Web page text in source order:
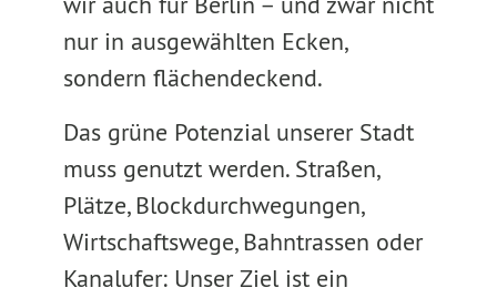
nur in ausgewählten Ecken,
sondern flächendeckend.
Das grüne Potenzial unserer Stadt
muss genutzt werden. Straßen,
Plätze, Blockdurchwegungen,
Wirtschaftswege, Bahntrassen oder
Kanalufer: Unser Ziel ist ein